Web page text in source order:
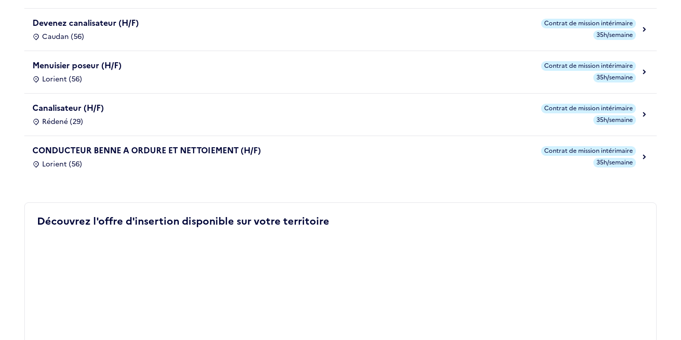
Devenez canalisateur (H/F)
Caudan (56)
Contrat de mission intérimaire
35h/semaine
Menuisier poseur (H/F)
Lorient (56)
Contrat de mission intérimaire
35h/semaine
Canalisateur (H/F)
Rédené (29)
Contrat de mission intérimaire
35h/semaine
CONDUCTEUR BENNE A ORDURE ET NETTOIEMENT (H/F)
Lorient (56)
Contrat de mission intérimaire
35h/semaine
Découvrez l'offre d'insertion disponible sur votre territoire